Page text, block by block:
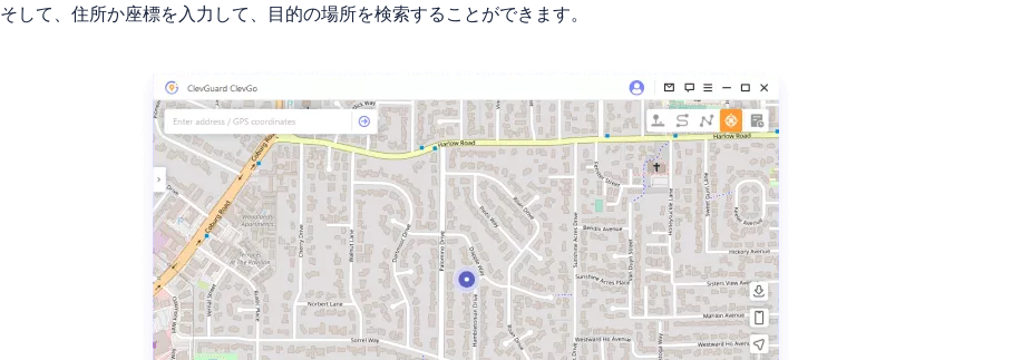
そして、住所か座標を入力して、目的の場所を検索することができます。